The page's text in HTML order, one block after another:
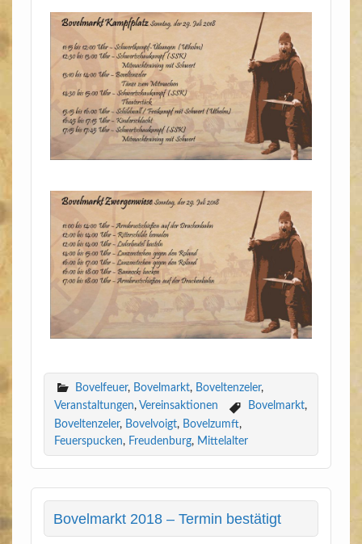
Bovelfeuer, Bovelmarkt, Boveltenzeler,
Veranstaltungen, Vereinsaktionen Bovelmarkt,
Boveltenzeler, Bovelvoigt, Bovelzumft,
Feuerspucken, Freudenburg, Mittelalter
Bovelmarkt 2018 – Termin bestätigt